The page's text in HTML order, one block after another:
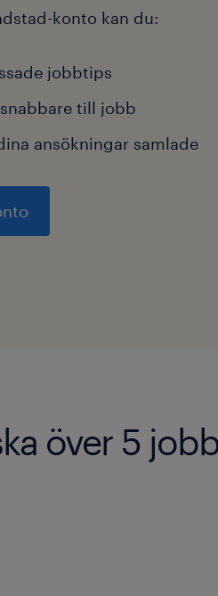
konto kan du:
jobbtips
till jobb
ansökningar samlade
över 5